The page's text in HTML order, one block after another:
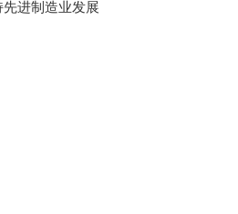
先进制造业发展